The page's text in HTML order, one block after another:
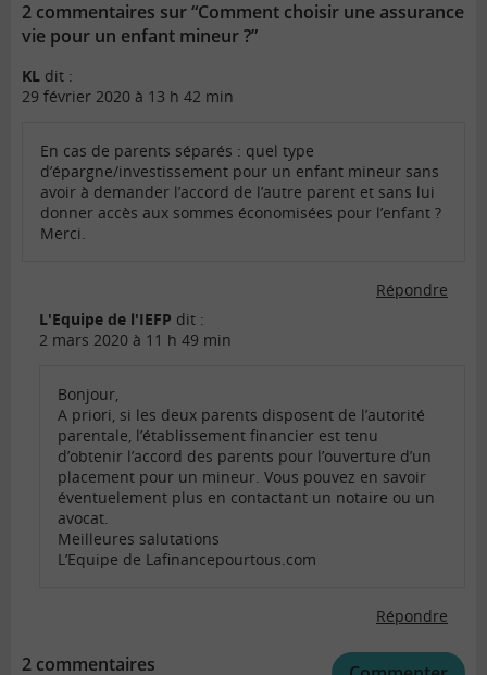
2 commentaires sur “Comment choisir une assurance
vie pour un enfant mineur ?”
KL dit :
29 février 2020 à 13 h 42 min
En cas de parents séparés : quel type
d’épargne/investissement pour un enfant mineur sans
avoir à demander l’accord de l’autre parent et sans lui
donner accès aux sommes économisées pour l’enfant ?
Merci.
Répondre
L'Equipe de l'IEFP dit :
2 mars 2020 à 11 h 49 min
Bonjour,
A priori, si les deux parents disposent de l’autorité
parentale, l’établissement financier est tenu
d’obtenir l’accord des parents pour l’ouverture d’un
placement pour un mineur. Vous pouvez en savoir
éventuelement plus en contactant un notaire ou un
avocat.
Meilleures salutations
L’Equipe de Lafinancepourtous.com
Répondre
2 commentaires